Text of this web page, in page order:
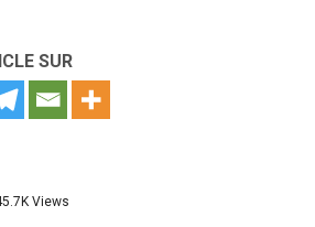
SUR
Views